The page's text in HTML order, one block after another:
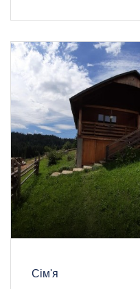
Сім'я